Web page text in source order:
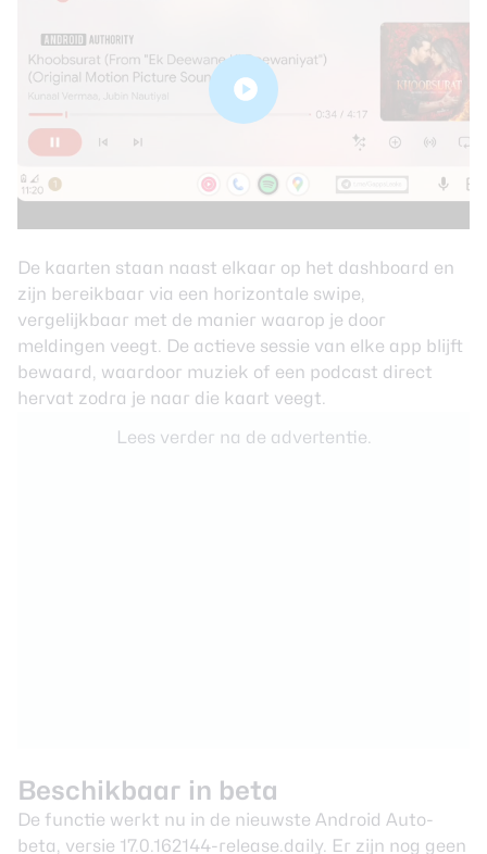
De kaarten staan naast elkaar op het dashboard en
zijn bereikbaar via een horizontale swipe,
vergelijkbaar met de manier waarop je door
meldingen veegt. De actieve sessie van elke app blijft
bewaard, waardoor muziek of een podcast direct
hervat zodra je naar die kaart veegt.
Lees verder na de advertentie.
Beschikbaar in beta
De functie werkt nu in de nieuwste Android Auto-
beta, versie 17.0.162144-release.daily. Er zijn nog geen